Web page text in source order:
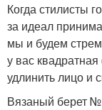
Когда стилисты
за идеал
мы и будем
у вас
удлинить лицо и
Вязаный берет